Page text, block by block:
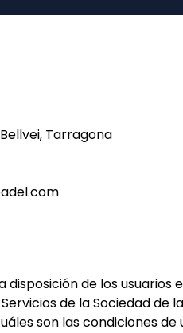
Tarragona
disposición de los
de la Sociedad
son las condiciones de